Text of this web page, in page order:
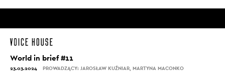
World in brief #11
23.03.2024 PROWADZĄCY: JAROSŁAW KUŹNIAR, MARTYNA MACONKO